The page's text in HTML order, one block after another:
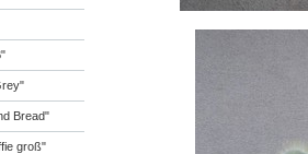
Bread"
groß"